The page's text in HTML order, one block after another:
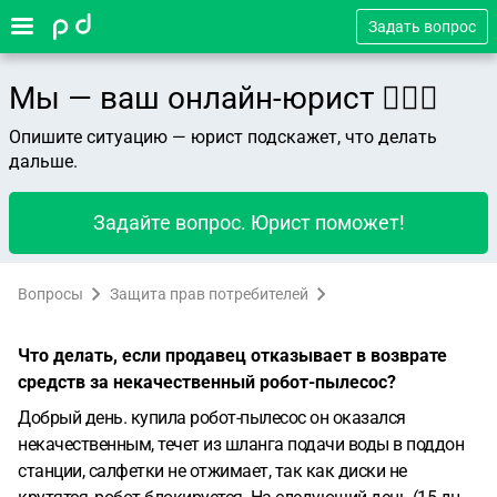
Задать вопрос
Мы — ваш онлайн-юрист 👨🏻‍⚖️
Опишите ситуацию — юрист подскажет, что делать
дальше.
Задайте вопрос. Юрист поможет!
Вопросы Защита прав потребителей
Что делать, если продавец отказывает в возврате
средств за некачественный робот-пылесос?
Добрый день. купила робот-пылесос он оказался
некачественным, течет из шланга подачи воды в поддон
станции, салфетки не отжимает, так как диски не